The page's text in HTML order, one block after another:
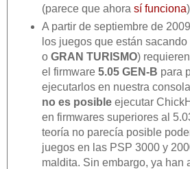
(parece que ahora sí funciona
A partir de septiembre de
los juegos que están sacando
o GRAN TURISMO)
el firmware 5.05 GEN-B para
ejecutarlos en nuestra
no es posibleejecutar
en firmwares superiores al
teoría no parecía posible
juegos en las PSP 3000 y
maldita. Sin embargo, ya han